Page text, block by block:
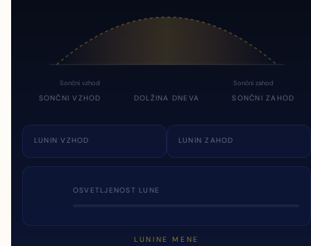
Sončni vzhod Sončni zahod
SONČNI VZHOD DOLŽINA DNEVA SONČNI ZAHOD
LUNIN VZHOD LUNIN ZAHOD
OSVETLJENOST LUNE
LUNINE MENE